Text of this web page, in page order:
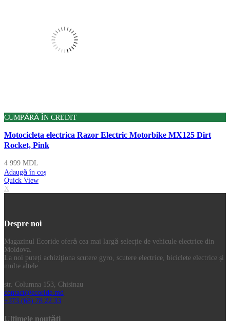
CUMPĂRĂ ÎN CREDIT
Motocicleta electrica Razor Electric Motorbike MX125 Dirt
Rocket, Pink
4 999 MDL
Adaugă în coș
Quick View
X
Despre noi
Magazinul Ecoride oferă cea mai largă selecție de vehicule electrice din
Moldova.
La noi puteți achiziţiona scutere gyro, scutere electrice, biciclete electrice și
multe altele.
str. Columna 153, Chisinau
contact@ecoride.md
+373 (68) 78 22 33
Ultimele noutăți